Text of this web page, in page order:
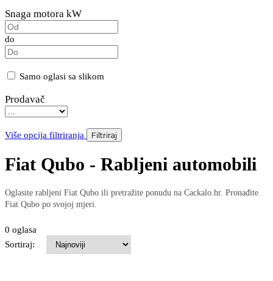
Snaga motora kW
do
Samo oglasi sa slikom
Prodavač
Više opcija filtriranja Filtriraj
Fiat Qubo - Rabljeni automobili
Oglasite rabljeni Fiat Qubo ili pretražite ponudu na Cackalo.hr. Pronađite
Fiat Qubo po svojoj mjeri.
0 oglasa
Sortiraj: